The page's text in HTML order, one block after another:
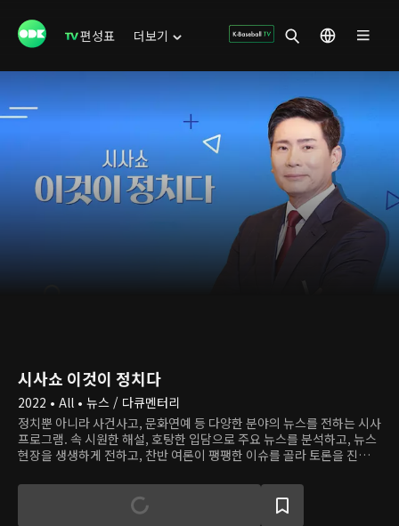
편성표 더보기
시사쇼 이것이 정치다
2022 • All • 뉴스 / 다큐멘터리
정치뿐 아니라 사건사고, 문화연예 등 다양한 분야의 뉴스를 전하는 시사
프로그램. 속 시원한 해설, 호탕한 입담으로 주요 뉴스를 분석하고, 뉴스
현장을 생생하게 전하고, 찬반 여론이 팽팽한 이슈를 골라 토론을 진행하